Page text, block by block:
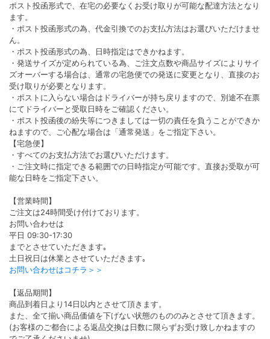
ポスト投函形式で、在宅の必要なくお受け取りが可能な配達方法となり
ます。
・ポスト投函形式の為、代金引換でのお支払方法はお選びいただけませ
ん。
・ポスト投函形式の為、日時指定はできかねます。
・発送サイズが定められている為、ご注文点数や商品サイズによりサイ
ズオーバーする場合は、通常の宅急便での発送に変更となり、直接のお
受け取りが必要となります。
・ポストに入らない場合はドライバーが持ち戻りますので、別途不在票
にてドライバーと受取日時をご確認ください。
・ポスト投函後の紛失等につきましては一切の責任を負うことができか
ねますので、ご心配な場合は「通常発送」をご指定下さい。
【宅急便】
・すべてのお支払方法でお選びいただけます。
・ご注文時に指定できる範囲での日時指定が可能です。直接お受取が可
能な日時をご指定下さい。
【営業時間】
ご注文は24時間受け付けております。
お問い合わせは
平日 09:30-17:30
までとさせていただきます｡
土日祝日は休業とさせていただきます｡
お問い合わせはコチラ＞＞
【返品期間】
商品到着日より14日以内とさせて頂きます。
また、全て揃い商品価値を下げない状態のもののみとさせて頂きます。
(お客様のご都合による返品交換は日数に限らずお受け致しかねますの